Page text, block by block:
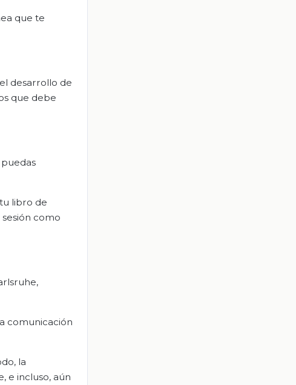
que te
desarrollo de
que debe
libro de
como
comunicación
la
e incluso, aún